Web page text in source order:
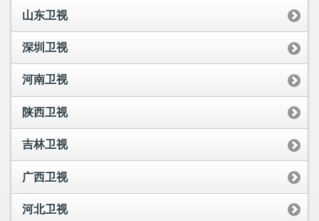
山东卫视
深圳卫视
河南卫视
陕西卫视
吉林卫视
广西卫视
河北卫视